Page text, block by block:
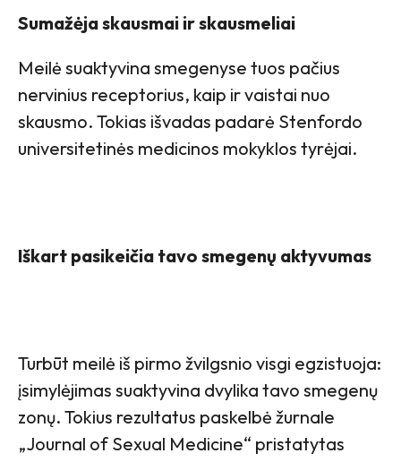
Sumažėja skausmai ir skausmeliai
Meilė suaktyvina smegenyse tuos pačius
nervinius receptorius, kaip ir vaistai nuo
skausmo. Tokias išvadas padarė Stenfordo
universitetinės medicinos mokyklos tyrėjai.
Iškart pasikeičia tavo smegenų aktyvumas
Turbūt meilė iš pirmo žvilgsnio visgi egzistuoja:
įsimylėjimas suaktyvina dvylika tavo smegenų
zonų. Tokius rezultatus paskelbė žurnale
„Journal of Sexual Medicine“ pristatytas